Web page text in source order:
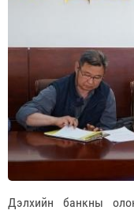
Дэлхийн банкны